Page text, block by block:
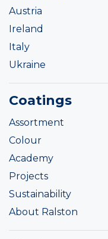
Austria
Ireland
Italy
Ukraine
Coatings
Assortment
Colour
Academy
Projects
Sustainability
About Ralston